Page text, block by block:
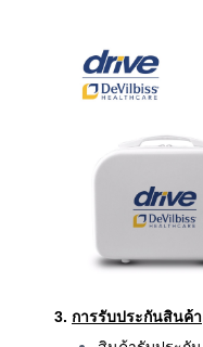
3. การรับประกันสินค้า